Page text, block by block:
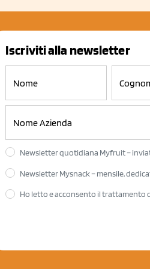
Iscriviti alla newsletter
Newsletter quotidiana Myfruit –
Newsletter Mysnack – mensile,
Ho letto e acconsento il trattamento